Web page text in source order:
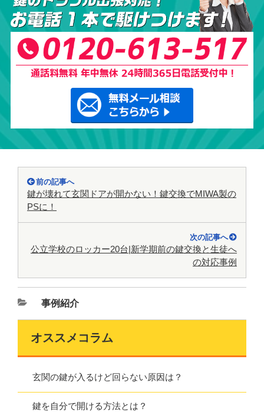
前の記事へ
鍵が壊れて玄関ドアが開かない！鍵交換でMIWA製の
PSに！
次の記事へ
公立学校のロッカー20台|新学期前の鍵交換と生徒へ
の対応事例
事例紹介
オススメコラム
玄関の鍵が入るけど回らない原因は？
鍵を自分で開ける方法とは？